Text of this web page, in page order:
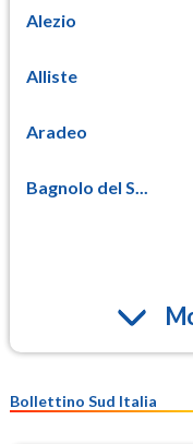
Alezio
Alliste
Aradeo
Bagnolo del S...
Bollettino Sud Italia